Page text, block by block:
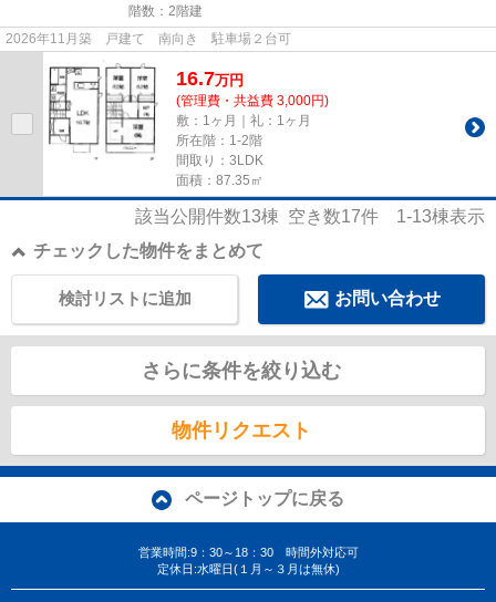
階数：2階建
2026年11月築 戸建て 南向き 駐車場２台可
16.7万円
(管理費・共益費 3,000円)
敷：1ヶ月｜礼：1ヶ月
所在階：1-2階
間取り：3LDK
面積：87.35㎡
該当公開件数13棟 空き数17件 1-13棟表示
チェックした物件をまとめて
お問い合わせ
検討リストに追加
さらに条件を絞り込む
物件リクエスト
ページトップに戻る
営業時間:9：30～18：30 時間外対応可
定休日:水曜日(１月～３月は無休)